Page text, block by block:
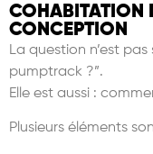
COHABITATION
CONCEPTION
La question n’est
pumptrack ?”.
Elle est aussi :
Plusieurs éléments